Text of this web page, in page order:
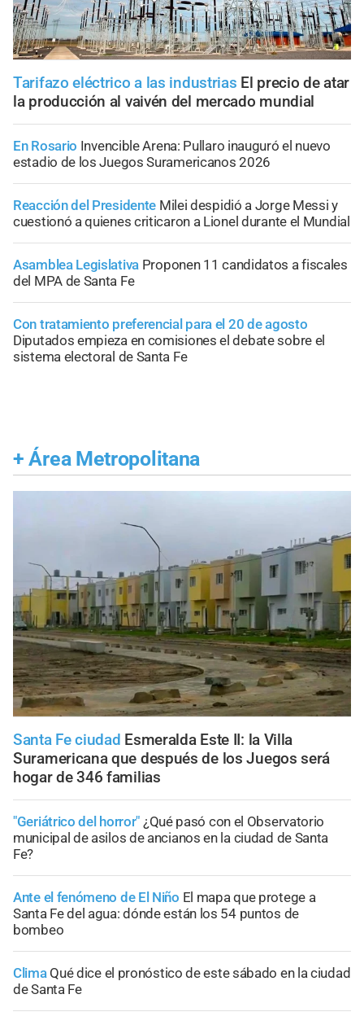
Tarifazo eléctrico a las industrias El precio de atar
la producción al vaivén del mercado mundial
En Rosario Invencible Arena: Pullaro inauguró el nuevo
estadio de los Juegos Suramericanos 2026
Reacción del Presidente Milei despidió a Jorge Messi y
cuestionó a quienes criticaron a Lionel durante el Mundial
Asamblea Legislativa Proponen 11 candidatos a fiscales
del MPA de Santa Fe
Con tratamiento preferencial para el 20 de agosto
Diputados empieza en comisiones el debate sobre el
sistema electoral de Santa Fe
+ Área Metropolitana
Santa Fe ciudad Esmeralda Este II: la Villa
Suramericana que después de los Juegos será
hogar de 346 familias
"Geriátrico del horror" ¿Qué pasó con el Observatorio
municipal de asilos de ancianos en la ciudad de Santa
Fe?
Ante el fenómeno de El Niño El mapa que protege a
Santa Fe del agua: dónde están los 54 puntos de
bombeo
Clima Qué dice el pronóstico de este sábado en la ciudad
de Santa Fe